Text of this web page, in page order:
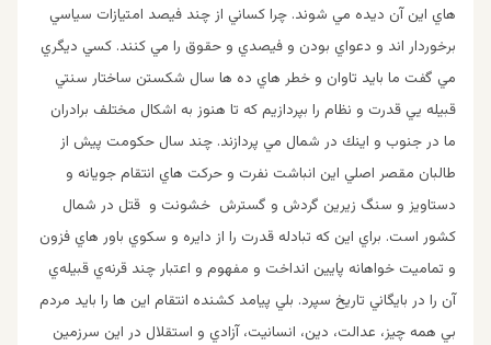
هاي اين آن ديده مي شوند. چرا كساني از چند فيصد امتيازات سياسي
برخوردار اند و دعواي بودن و فيصدي و حقوق را مي كنند. كسي ديگري
مي گفت ما بايد تاوان و خطر هاي ده ها سال شكستن ساختار سنتي
قبيله يي قدرت و نظام را بپردازيم كه تا هنوز به اشكال مختلف برادران
ما در جنوب و اينك در شمال مي پردازند. چند سال حكومت پيش از
طالبان مقصر اصلي اين انباشت نفرت و حركت هاي انتقام جويانه و
دستاويز و سنگ زيرين گردش و گسترش خشونت و قتل در شمال
كشور است. براي اين كه تبادله قدرت را از دايره‌ و سكوي باور هاي فزون
و تماميت خواهانه پايين انداخت و مفهوم و اعتبار چند قرنه‌ي قبيله‌ي
آن را در بايگاني تاريخ سپرد. بلي پيامد كشنده انتقام اين ها را بايد مردم
بي همه چيز، عدالت، دين، انسانيت، آزادي و استقلال در اين سرزمين